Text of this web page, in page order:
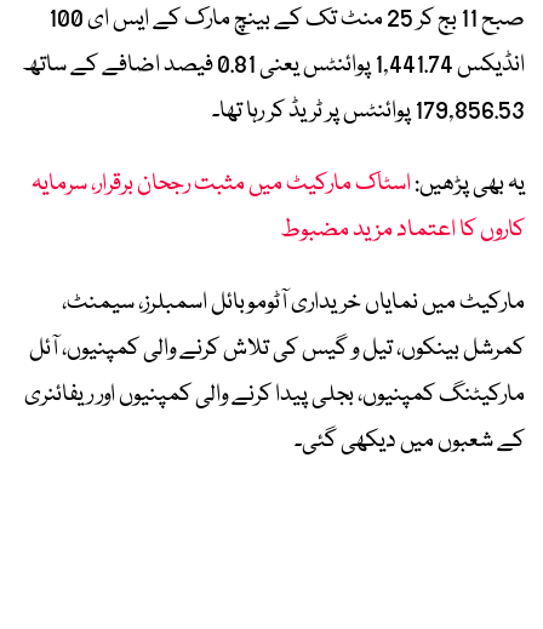
صبح 11 بج کر 25 منٹ تک کے بینچ مارک کے ایس ای 100
انڈیکس 1,441.74 پوائنٹس یعنی 0.81 فیصد اضافے کے ساتھ
179,856.53 پوائنٹس پر ٹریڈ کر رہا تھا۔
یہ بھی پڑھیں:اسٹاک مارکیٹ میں مثبت رجحان برقرار، سرمایہ
کاروں کا اعتماد مزید مضبوط
مارکیٹ میں نمایاں خریداری آٹوموبائل اسمبلرز، سیمنٹ،
کمرشل بینکوں، تیل و گیس کی تلاش کرنے والی کمپنیوں، آئل
مارکیٹنگ کمپنیوں، بجلی پیدا کرنے والی کمپنیوں اور ریفائنری
کے شعبوں میں دیکھی گئی۔